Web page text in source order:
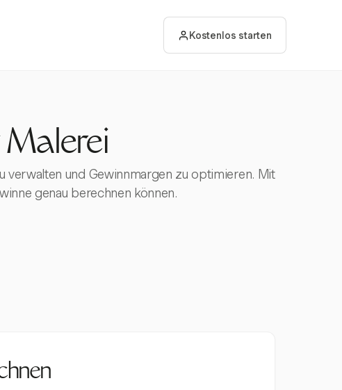
Kostenlos starten
verwalten und Gewinnmargen zu optimieren. Mit
genau berechnen können.